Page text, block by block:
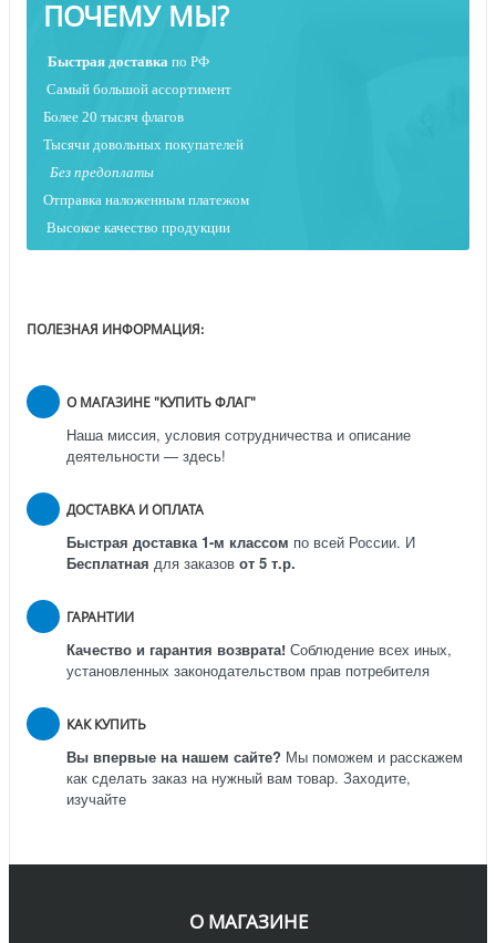
ПОЧЕМУ МЫ?
Быстрая доставка по РФ
Самый большой ассортимент
Более 20 тысяч флагов
Тысячи довольных покупателей
Без предоплаты
Отправка наложенным платежом
Высокое качество продукции
ПОЛЕЗНАЯ ИНФОРМАЦИЯ:
О МАГАЗИНЕ "КУПИТЬ ФЛАГ"
Наша миссия, условия сотрудничества и описание
деятельности — здесь!
ДОСТАВКА И ОПЛАТА
Быстрая доставка 1-м классом по всей России. И
Бесплатная для заказов от 5 т.р.
ГАРАНТИИ
Качество и гарантия возврата! Соблюдение всех иных,
установленных законодательством прав потребителя
КАК КУПИТЬ
Вы впервые на нашем сайте? Мы поможем и расскажем
как сделать заказ на нужный вам товар. Заходите,
изучайте
О МАГАЗИНЕ